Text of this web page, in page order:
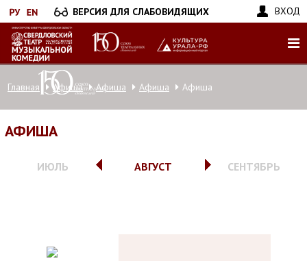
Перейти
к
основному
содержанию
ВЕРСИЯ ДЛЯ СЛАБОВИДЯЩИХ ВХОД
Главная Афиша Афиша Афиша Афиша
АФИША
ИЮЛЬ АВГУСТ СЕНТЯБРЬ